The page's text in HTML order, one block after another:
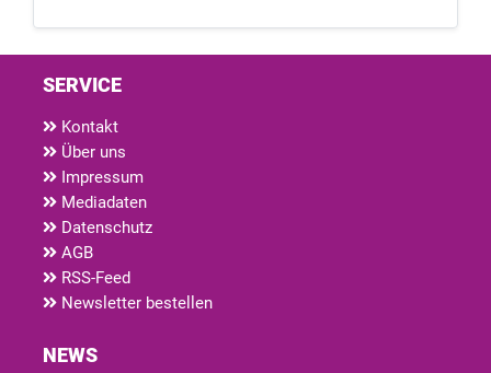
SERVICE
Kontakt
Über uns
Impressum
Mediadaten
Datenschutz
AGB
RSS-Feed
Newsletter bestellen
NEWS